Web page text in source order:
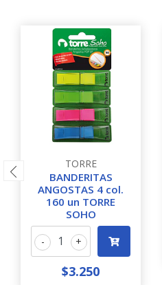
TORRE
BANDERITAS
ANGOSTAS 4 col.
160 un TORRE
SOHO
+
-
$3.250